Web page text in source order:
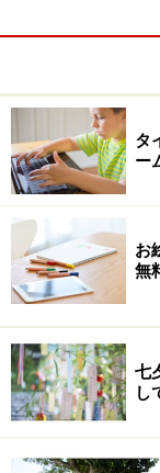
米作りの昔
ものため
タ
ー
お
無
七
し